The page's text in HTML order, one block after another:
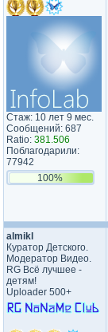
Стаж: 10 лет 9 мес.
Сообщений: 687
Ratio: 381.506
Поблагодарили:
77942
100%
almikl
Куратор Детского.
Модератор Видео.
RG Всё лучшее -
детям!
Uploader 500+